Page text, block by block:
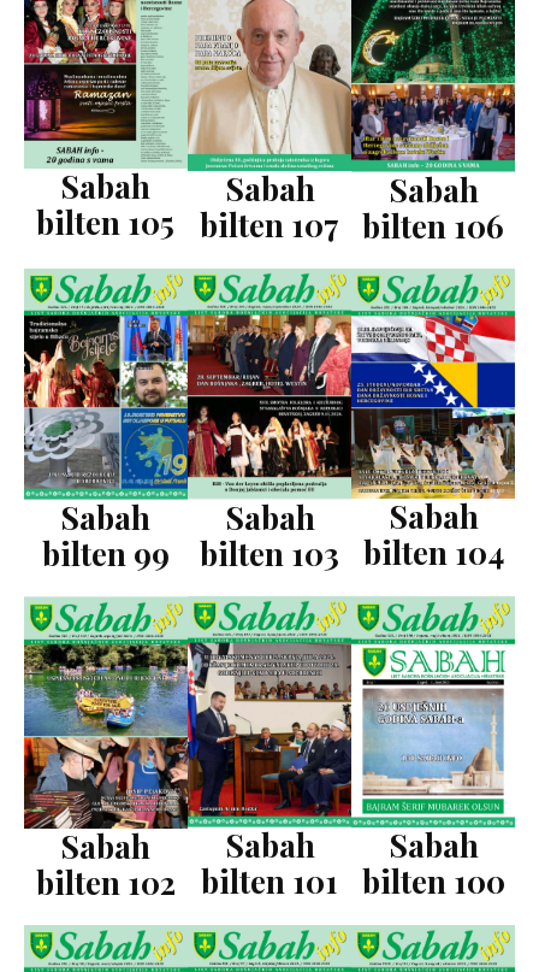
Sabah
bilten 105
Sabah
bilten 107
Sabah
bilten 106
Sabah
bilten 99
Sabah
bilten 103
Sabah
bilten 104
Sabah
bilten 102
Sabah
bilten 101
Sabah
bilten 100